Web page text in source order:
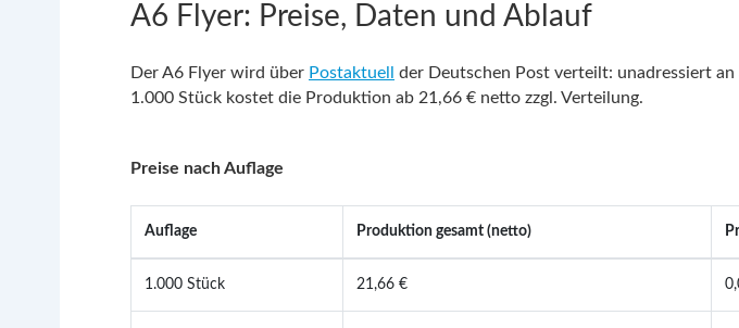
A6 Flyer: Preise, Daten und Ablauf
Der A6 Flyer wird über Postaktuell
der Deutschen Post verteilt: unadressiert
1.000 Stück kostet die Produktion ab 21,66 € netto zzgl. Verteilung.
Preise nach Auflage
Auflage Produktion gesamt (netto)
1.000 Stück 21,66 €